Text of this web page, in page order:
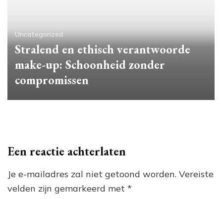
Uncategorized
Stralend en ethisch verantwoorde
make-up: Schoonheid zonder
compromissen
Een reactie achterlaten
Je e-mailadres zal niet getoond worden. Vereiste
velden zijn gemarkeerd met *